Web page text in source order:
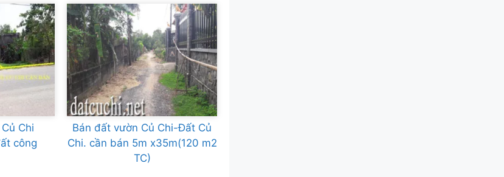
Chi
công
Bán đất vườn Củ Chi-Đất Củ
Chi. cần bán 5m x35m(120 m2
TC)